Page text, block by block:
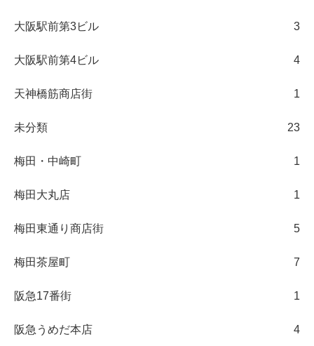
大阪駅前第3ビル 3
大阪駅前第4ビル 4
天神橋筋商店街 1
未分類 23
梅田・中崎町 1
梅田大丸店 1
梅田東通り商店街 5
梅田茶屋町 7
阪急17番街 1
阪急うめだ本店 4